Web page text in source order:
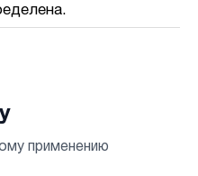
применению